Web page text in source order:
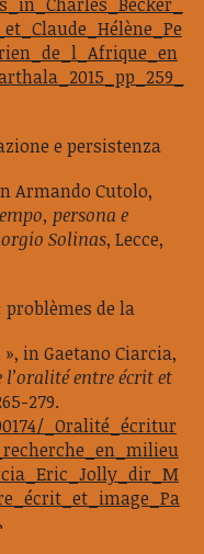
e persistenza
Armando Cutolo,
persona e
Solinas, Lecce,
de la
in Gaetano Ciarcia,
entre écrit et
279.
_Oralité_écritur